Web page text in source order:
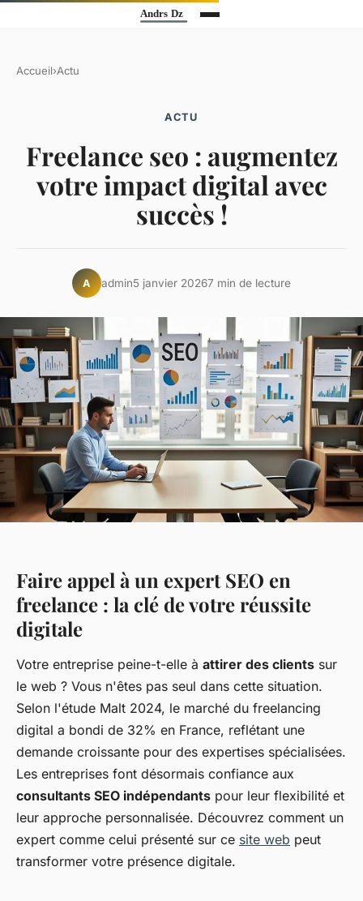
Accueil›Actu
ACTU
Freelance seo : augmentez
votre impact digital avec
succès !
A admin5 janvier 20267 min de lecture
Faire appel à un expert SEO en
freelance : la clé de votre réussite
digitale
Votre entreprise peine-t-elle à attirer des clients sur
le web ? Vous n'êtes pas seul dans cette situation.
Selon l'étude Malt 2024, le marché du freelancing
digital a bondi de 32% en France, reflétant une
demande croissante pour des expertises spécialisées.
Les entreprises font désormais confiance aux
consultants SEO indépendants pour leur flexibilité et
leur approche personnalisée. Découvrez comment un
expert comme celui présenté sur ce site web peut
transformer votre présence digitale.